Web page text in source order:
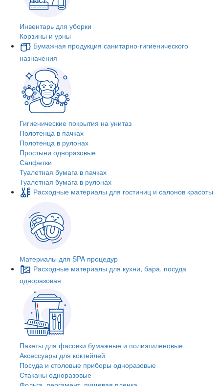
Инвентарь для уборки
Корзины и урны
Бумажная продукция санитарно-гигиенического
назначения
Гигиенические покрытия на унитаз
Полотенца в пачках
Полотенца в рулонах
Простыни одноразовые
Салфетки
Туалетная бумага в пачках
Туалетная бумага в рулонах
Расходные материалы для гостиниц и салонов красоты
Материалы для SPA процедур
Расходные материалы для кухни, бара, посуда
одноразовая
Пакеты для фасовки бумажные и полиэтиленовые
Аксессуары для коктейлей
Посуда и столовые приборы одноразовые
Стаканы одноразовые